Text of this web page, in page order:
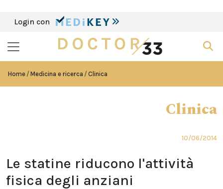
Login con
Home Medicina e ricerca Clinica
Clinica
10/06/2014
Le statine riducono l'attività
fisica degli anziani